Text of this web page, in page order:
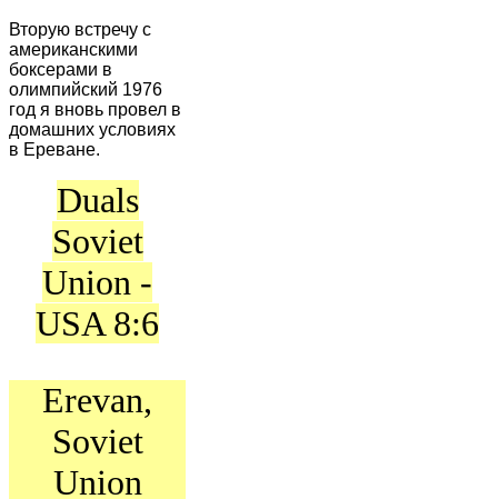
Вторую встречу с
американскими
боксерами в
олимпийский 1976
год я вновь провел в
домашних условиях
в Ереване.
Duals
Soviet
Union -
USA 8:6
Erevan,
Soviet
Union